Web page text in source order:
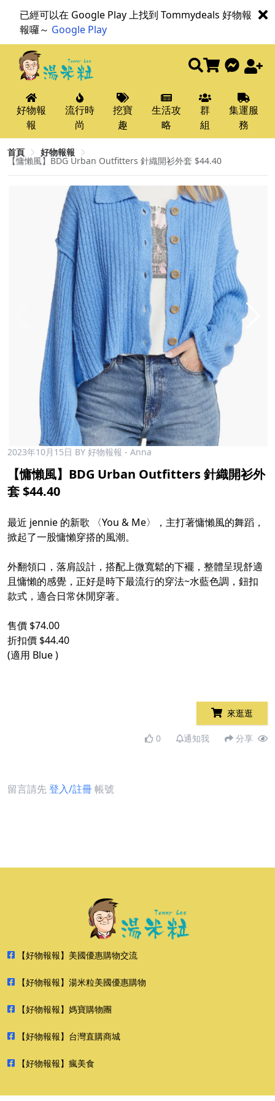
已經可以在 Google Play 上找到 Tommydeals 好物報
報囉～ Google Play
好物報
報
流行時
尚
挖寶
趣
生活攻
略
群
組
集運服
務
首頁 好物報報
【慵懶風】BDG Urban Outfitters 針織開衫外套 $44.40
2023年10月15日 BY 好物報報 - Anna
【慵懶風】BDG Urban Outfitters 針織開衫外
套 $44.40
最近 jennie 的新歌 〈You & Me〉，主打著慵懶風的舞蹈，
掀起了一股慵懶穿搭的風潮。
外翻領口，落肩設計，搭配上微寬鬆的下襬，整體呈現舒適
且慵懶的感覺，正好是時下最流行的穿法~水藍色調，鈕扣
款式，適合日常休閒穿著。
售價 $74.00
折扣價 $44.40
(適用 Blue )
來逛逛
0 通知我 分享
留言請先登入/註冊帳號
【好物報報】美國優惠購物交流
【好物報報】湯米粒美國優惠購物
【好物報報】媽寶購物團
【好物報報】台灣直購商城
【好物報報】瘋美食